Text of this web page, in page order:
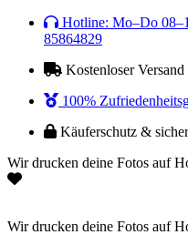
Zum
Hotline: Mo–Do
85864829
Kostenloser
100%
Käuferschutz &
Wir drucken deine Fotos auf
Wir drucken deine Fotos auf